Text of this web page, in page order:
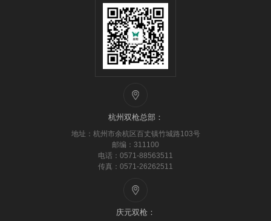
杭州双枪总部：
地址：杭州市余杭区百丈镇竹城路103号
邮编：311100
电话：0571-88563511
传真：0571-26262511
庆元双枪：